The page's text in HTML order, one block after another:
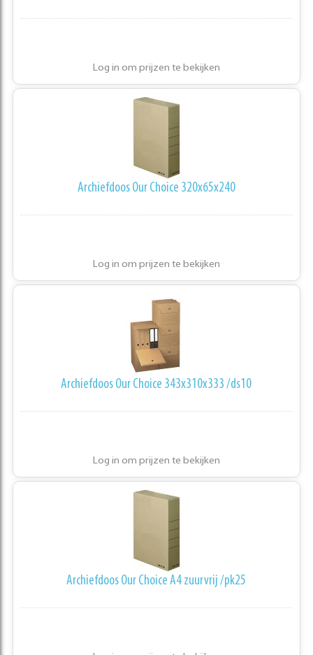
Log in om prijzen te bekijken
Archiefdoos Our Choice 320x65x240
Log in om prijzen te bekijken
Archiefdoos Our Choice 343x310x333 /ds10
Log in om prijzen te bekijken
Archiefdoos Our Choice A4 zuurvrij /pk25